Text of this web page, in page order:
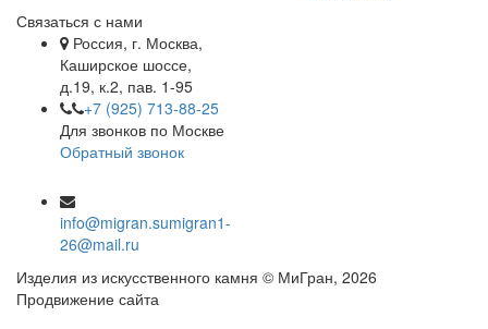
Связаться с нами
Россия, г. Москва,
Каширское шоссе,
д.19, к.2, пав. 1-95
+7 (925) 713-88-25
Для звонков по Москве
Обратный звонок
info@migran.sumigran1-
26@mail.ru
Изделия из искусственного камня © МиГран, 2026
Продвижение сайта